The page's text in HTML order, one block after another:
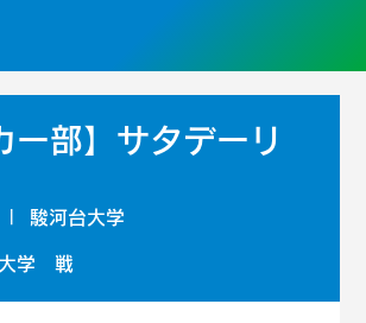
ー部】サタデーリ
駿河台大学
学 戦